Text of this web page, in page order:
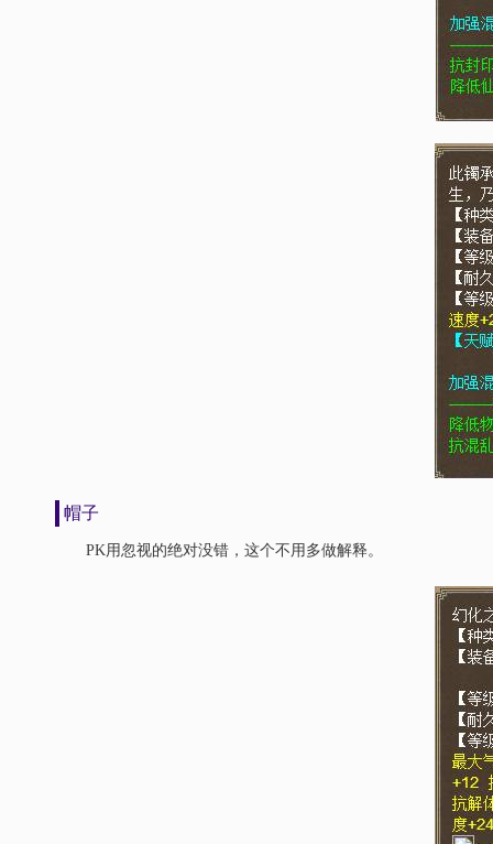
帽子
PK用忽视的绝对没错，这个不用多做解释。